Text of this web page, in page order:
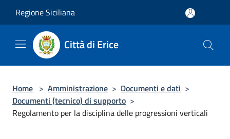
Regione Siciliana
Città di Erice
Home > Amministrazione > Documenti e dati >
Documenti (tecnico) di supporto >
Regolamento per la disciplina delle progressioni verticali